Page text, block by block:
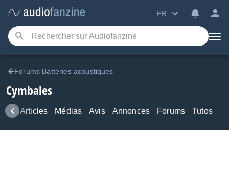
FR
Forums Batteries acoustiques
Cymbales
Articles Médias Avis Annonces Forums Tutos